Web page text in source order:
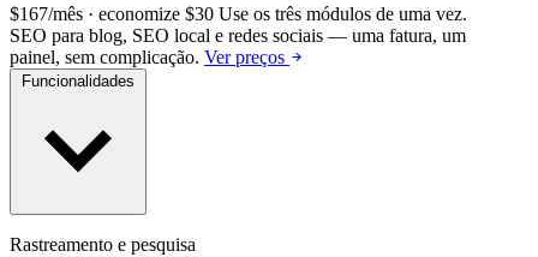
$167/mês · economize $30 Use os três módulos de uma vez.
SEO para blog, SEO local e redes sociais — uma fatura, um
painel, sem complicação. Ver preços
Rastreamento e pesquisa